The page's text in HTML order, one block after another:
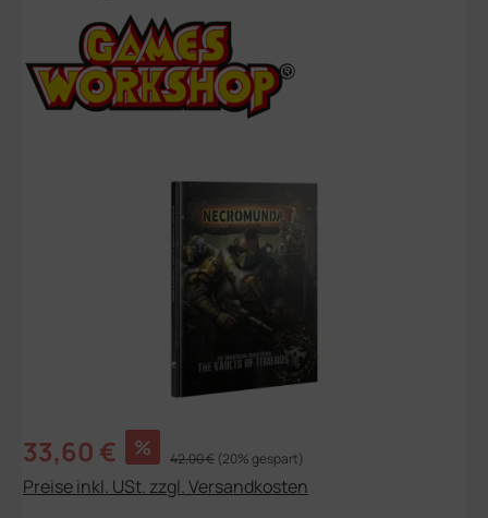
Bildergalerie überspringen
Verkaufspreis:
33,60 € % Regulärer Preis:
42,00 € (20% gespart)
Preise inkl. USt. zzgl. Versandkosten